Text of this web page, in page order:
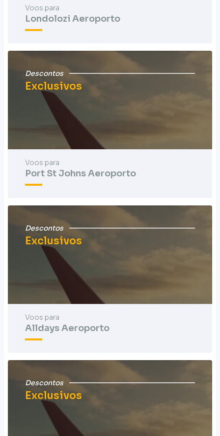
Voos para
Londolozi Aeroporto
Descontos
Exclusivos
Voos para
Port St Johns Aeroporto
Descontos
Exclusivos
Voos para
Alldays Aeroporto
Descontos
Exclusivos